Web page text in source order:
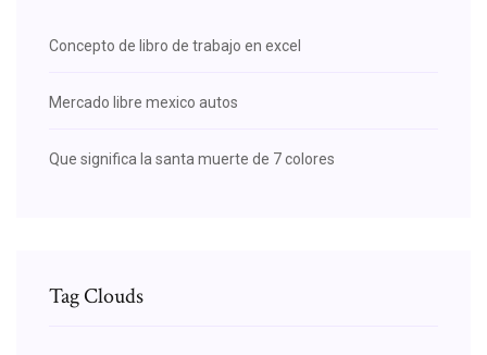
Concepto de libro de trabajo en excel
Mercado libre mexico autos
Que significa la santa muerte de 7 colores
Tag Clouds